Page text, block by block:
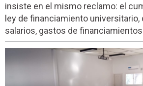
insiste en el mismo reclamo: el
ley de financiamiento
salarios, gastos de